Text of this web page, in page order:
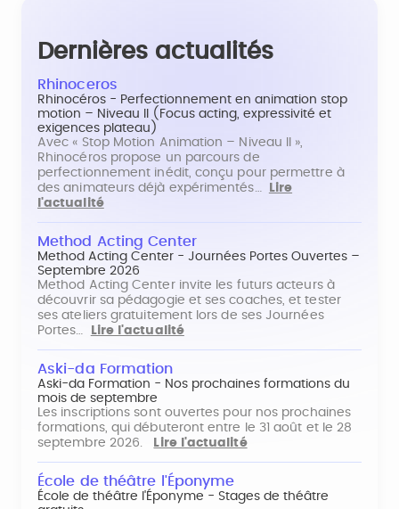
Dernières actualités
Rhinoceros
Rhinocéros - Perfectionnement en animation stop
motion – Niveau II (Focus acting, expressivité et
exigences plateau)
Avec « Stop Motion Animation – Niveau II »,
Rhinocéros propose un parcours de
perfectionnement inédit, conçu pour permettre à
des animateurs déjà expérimentés…
Lire
l'actualité
Method Acting Center
Method Acting Center - Journées Portes Ouvertes –
Septembre 2026
Method Acting Center invite les futurs acteurs à
découvrir sa pédagogie et ses coaches, et tester
ses ateliers gratuitement lors de ses Journées
Portes…
Lire l'actualité
Aski-da Formation
Aski-da Formation - Nos prochaines formations du
mois de septembre
Les inscriptions sont ouvertes pour nos prochaines
formations, qui débuteront entre le 31 août et le 28
septembre 2026.
Lire l'actualité
École de théâtre l'Éponyme
École de théâtre l'Éponyme - Stages de théâtre